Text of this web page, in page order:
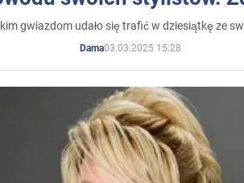
gwiazdom udało się trafić w dziesiątkę ze
Dama03.03.2025 15:28